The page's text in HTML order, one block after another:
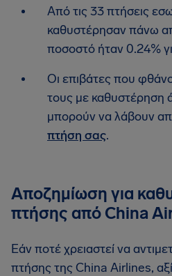
Από τις 33 πτήσεις
καθυστέρησαν πάνω
ποσοστό ήταν 0.24%
Οι επιβάτες που
τους με
μπορούν να λάβουν
πτήση σας.
Αποζημίωση για
πτήσης από China
Εάν ποτέ χρειαστεί να
πτήσης της China Airlines,